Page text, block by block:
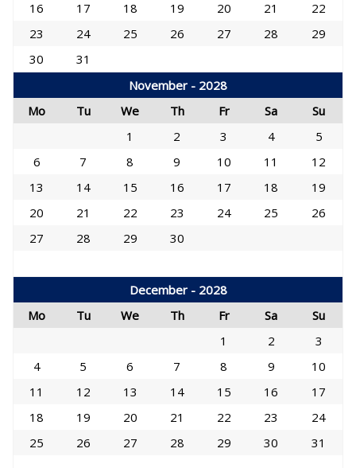
16
17 18 19 20 21
22
23
24 25 26 27 28
29
30
31
November - 2028
Mo
Tu We Th Fr Sa
Su
1
2 3 4
5
6
7 8 9 10 11
12
13
14 15 16 17 18
19
20
21 22 23 24 25
26
27
28 29 30
December - 2028
Mo
Tu We Th Fr Sa
Su
1
2
3
4
5 6 7 8 9
10
11
12 13 14 15 16
17
18
19 20 21 22 23
24
25
26 27 28 29 30 31